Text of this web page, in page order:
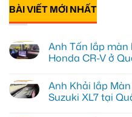
BÀI VIẾT MỚI NHẤT
Anh Tấn lắp màn
Honda CR-V ở
bình
luận
ở
Anh Khải lắp
Suzuki XL7 tại